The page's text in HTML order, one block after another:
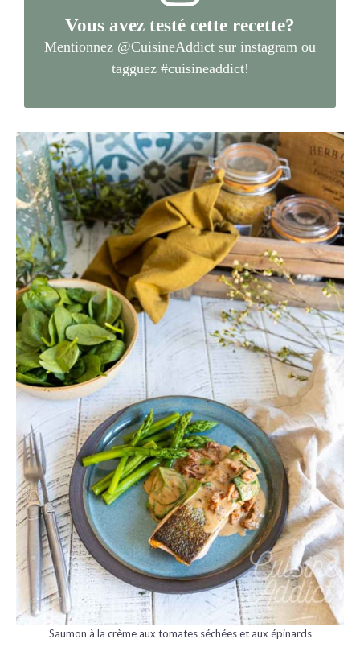
Vous avez testé cette recette?
Mentionnez @CuisineAddict sur instagram ou
tagguez #cuisineaddict!
Saumon à la crème aux tomates séchées et aux épinards